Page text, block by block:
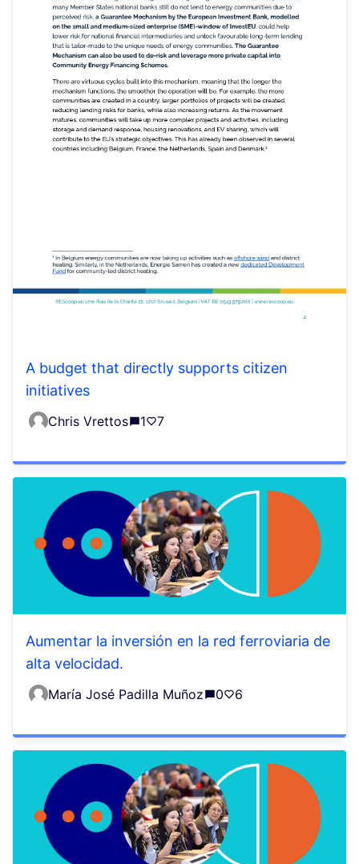
A budget that directly supports citizen
initiatives
Chris Vrettos 1 7
Aumentar la inversión en la red ferroviaria de
alta velocidad.
María José Padilla Muñoz 0 6